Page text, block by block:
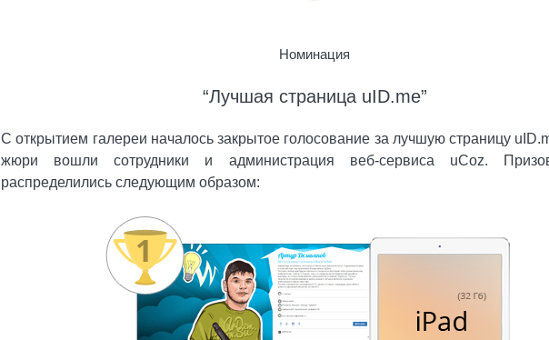
Номинация
“Лучшая страница uID.me”
С открытием галереи началось закрытое голосование за лучшую страницу
жюри вошли сотрудники и администрация веб-сервиса uCoz.
распределились следующим образом: